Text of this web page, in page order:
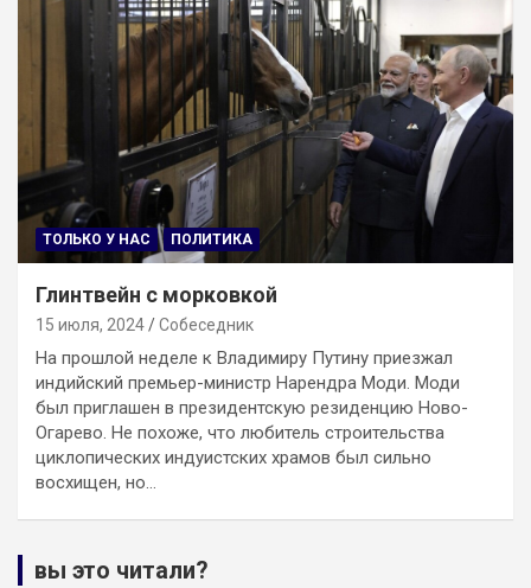
ТОЛЬКО У НАС ПОЛИТИКА
Глинтвейн с морковкой
15 июля, 2024 Собеседник
На прошлой неделе к Владимиру Путину приезжал
индийский премьер-министр Нарендра Моди. Моди
был приглашен в президентскую резиденцию Ново-
Огарево. Не похоже, что любитель строительства
циклопических индуистских храмов был сильно
восхищен, но…
вы это читали?